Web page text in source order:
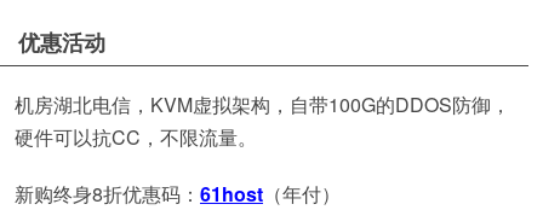
优惠活动
机房湖北电信，KVM虚拟架构，自带100G的DDOS防御，
硬件可以抗CC，不限流量。
新购终身8折优惠码： 61host （年付）